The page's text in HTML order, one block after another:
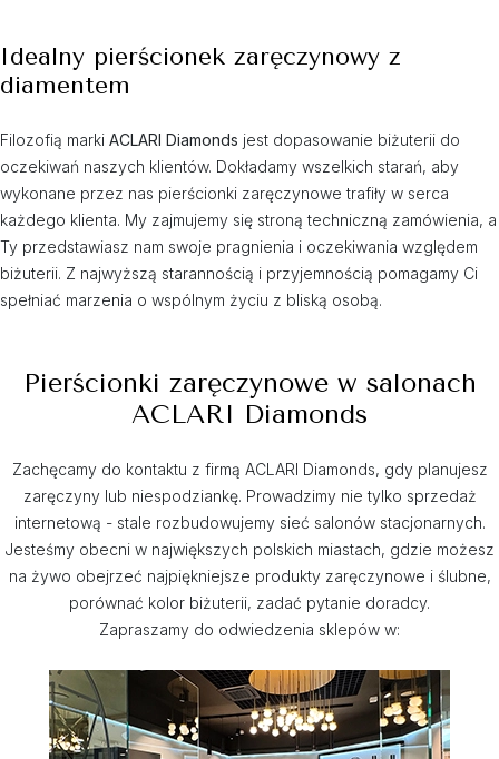
Idealny pierścionek zaręczynowy z
diamentem
Filozofią marki ACLARI Diamonds jest dopasowanie biżuterii do
oczekiwań naszych klientów. Dokładamy wszelkich starań, aby
wykonane przez nas pierścionki zaręczynowe trafiły w serca
każdego klienta. My zajmujemy się stroną techniczną zamówienia, a
Ty przedstawiasz nam swoje pragnienia i oczekiwania względem
biżuterii. Z najwyższą starannością i przyjemnością pomagamy Ci
spełniać marzenia o wspólnym życiu z bliską osobą.
Pierścionki zaręczynowe w salonach
ACLARI Diamonds
Zachęcamy do kontaktu z firmą ACLARI Diamonds, gdy planujesz
zaręczyny lub niespodziankę. Prowadzimy nie tylko sprzedaż
internetową - stale rozbudowujemy sieć salonów stacjonarnych.
Jesteśmy obecni w największych polskich miastach, gdzie możesz
na żywo obejrzeć najpiękniejsze produkty zaręczynowe i ślubne,
porównać kolor biżuterii, zadać pytanie doradcy.
Zapraszamy do odwiedzenia sklepów w: